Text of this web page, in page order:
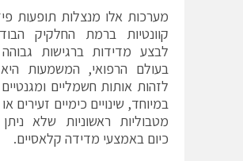
מערכות אלו מנצלות תופעות
קוונטיות ברמת החלקיק
לבצע מדידות ברגישות
בעולם הרפואי, המשמעות
לזהות אותות חשמליים
במיוחד, שינויים כימיים זעירים
מטבוליות ראשוניות שלא
כיום באמצעי מדידה קלאסיים.